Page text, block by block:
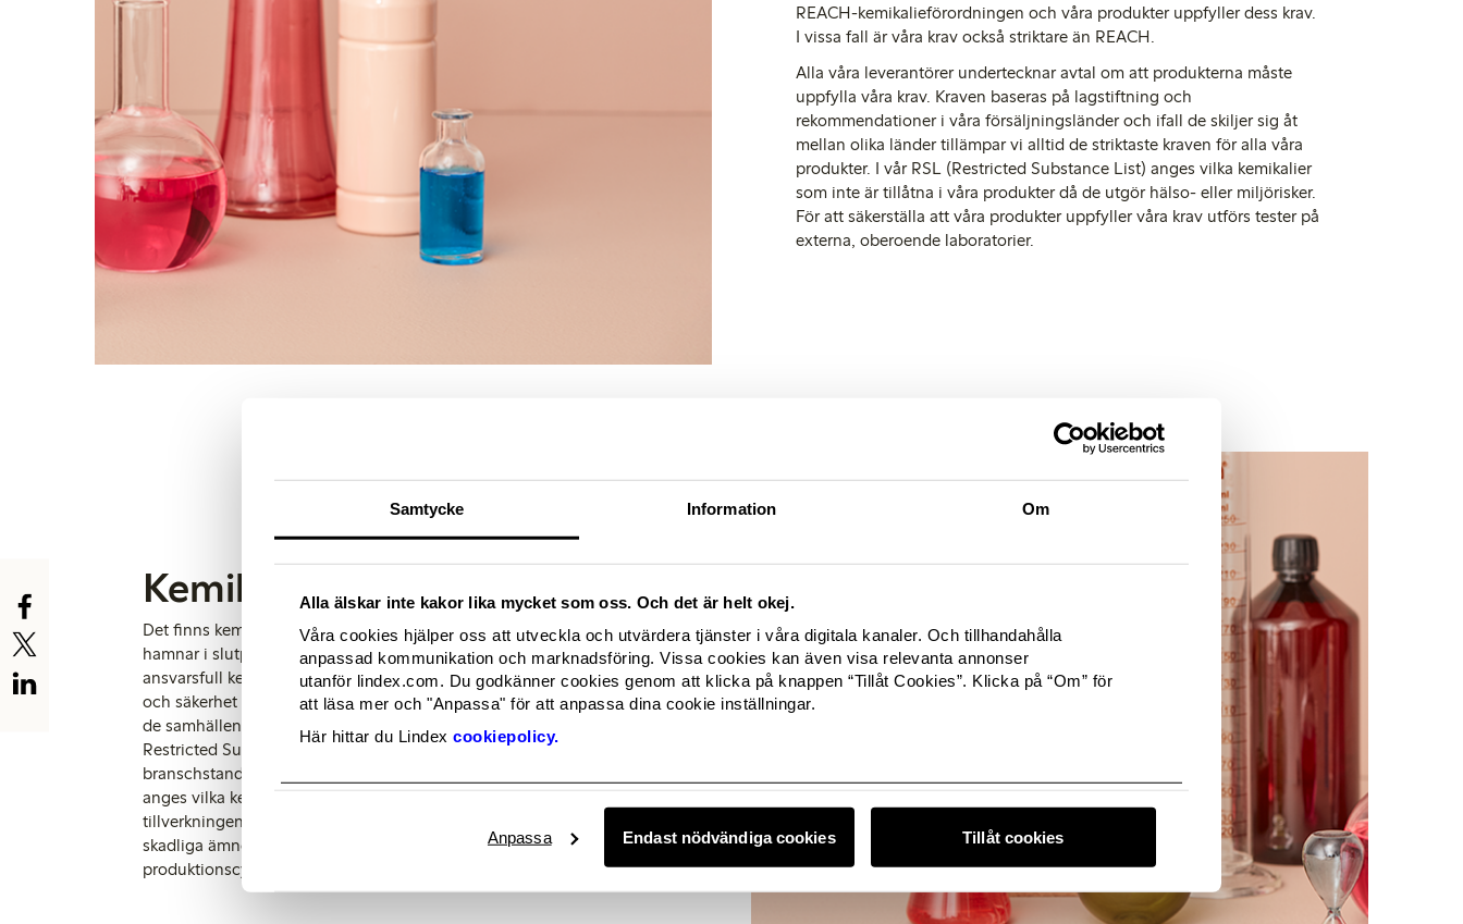
Samtycke Information Om
Alla älskar inte kakor lika mycket som oss. Och det är helt okej.
Våra cookies hjälper oss att utveckla och utvärdera tjänster i våra digitala kanaler. Och tillhandahålla
anpassad kommunikation och marknadsföring. Vissa cookies kan även visa relevanta annonser
utanför lindex.com. Du godkänner cookies genom att klicka på knappen “Tillåt Cookies”. Klicka på “Om” för
att läsa mer och "Anpassa" för att anpassa dina cookie inställningar.
Här hittar du Lindex cookiepolicy.
Endast nödvändiga cookies
Anpassa Tillåt cookies
REACH-kemikalieförordningen och våra produkter uppfyller dess krav.
I vissa fall är våra krav också striktare än REACH.
Alla våra leverantörer undertecknar avtal om att produkterna måste
uppfylla våra krav. Kraven baseras på lagstiftning och
rekommendationer i våra försäljningsländer och ifall de skiljer sig åt
mellan olika länder tillämpar vi alltid de striktaste kraven för alla våra
produkter. I vår RSL (Restricted Substance List) anges vilka kemikalier
som inte är tillåtna i våra produkter då de utgör hälso- eller miljörisker.
För att säkerställa att våra produkter uppfyller våra krav utförs tester på
externa, oberoende laboratorier.
Kemikalier i produktion
Det finns kemikalier som används i produktionen men som inte
hamnar i slutprodukten. Det är därför lika viktigt att säkerställa en
ansvarsfull kemikaliehantering i produktionen, för miljön samt hälsa
och säkerhet för de människor som arbetar i produktionen och lever i
de samhällen där vi är verksamma. I vår MRSL (Manufacturing
Restricted Substance List), som är i linje med den gemensamma
branschstandarden ZDHC (Zero Discharge of Hazardous Chemicals)
anges vilka kemikalier som inte är tillåtna i något skede under
tillverkningen av våra produkter. Med vår MRSL, kan vi eliminera
skadliga ämnen från början, så att de inte kommer in i
produktionscykeln alls.